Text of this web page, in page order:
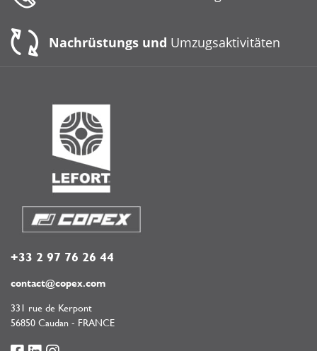
Nachrüstungs und Umzugsaktivitäten
+33 2 97 76 26 44
contact@copex.com
331 rue de Kerpont
56850 Caudan - FRANCE